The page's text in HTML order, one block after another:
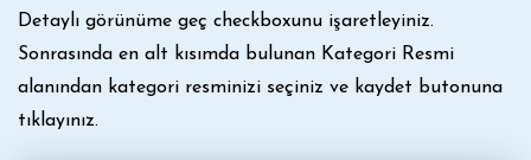
Detaylı görünüme geç checkboxunu işaretleyiniz.
Sonrasında en alt kısımda bulunan Kategori Resmi
alanından kategori resminizi seçiniz ve kaydet butonuna
tıklayınız.